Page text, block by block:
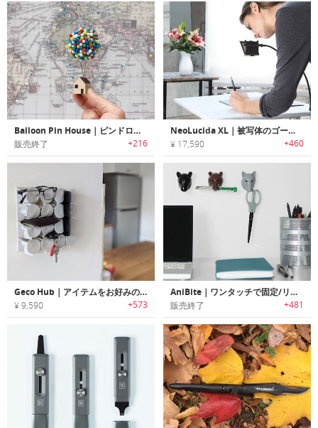
Balloon Pin House｜ピンドロップが楽しくなるバルーンピンハウス
販売終了 +216
NeoLucida XL｜被写体のゴーストイメージを見たままトレース可能なドローイングデバイス「ネオルシーダXL」
¥ 17,590 +460
Geco Hub｜アイテムをお好みの方法でホールドするウォールマウントオーガナイザー「ゲッコーハブ」
¥ 9,590 +573
AniBite｜ワンタッチで固定/リリース可能なアニマルデザインアイテムホルダー「アニバイト」
販売終了 +481